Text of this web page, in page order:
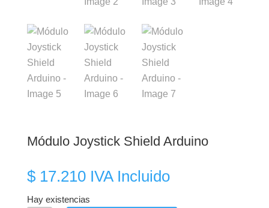
Módulo Joystick Shield Arduino
$17.210 IVA Incluido
Hay existencias